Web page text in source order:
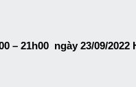
– 21h00 ngày 23/09/2022